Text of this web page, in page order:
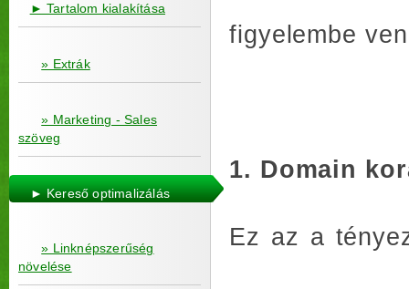
► Tartalom kialakítása
» Extrák
» Marketing - Sales
szöveg
► Kereső optimalizálás
» Linknépszerűség
növelése
figyelembe
1. Domain
Ez az a